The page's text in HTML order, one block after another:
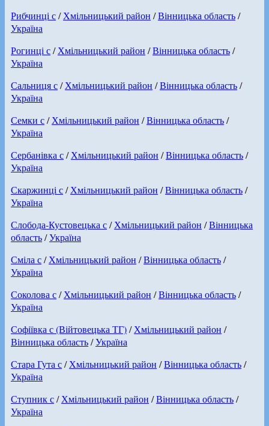
Рибчинці с/Хмільницький район /Вінницька область/
Україна
Рогинці с/Хмільницький район /Вінницька область/
Україна
Сальниця с/Хмільницький район /Вінницька область/
Україна
Семки с/Хмільницький район /Вінницька область/
Україна
Сербанівка с/Хмільницький район /Вінницька область/
Україна
Скаржинці с/Хмільницький район /Вінницька область/
Україна
Слобода-Кустовецька с/Хмільницький район /Вінницька
область/Україна
Сміла с/Хмільницький район /Вінницька область/
Україна
Соколова с/Хмільницький район /Вінницька область/
Україна
Софіївка с (Війтовецька ТГ)/Хмільницький район /
Вінницька область/Україна
Стара Гута с/Хмільницький район /Вінницька область/
Україна
Ступник с/Хмільницький район /Вінницька область/
Україна